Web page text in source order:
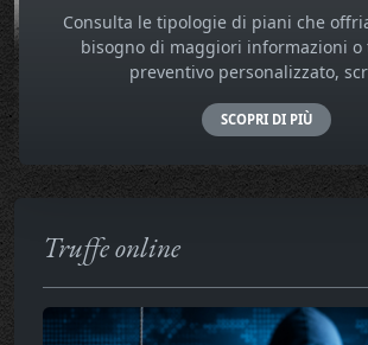
Consulta le tipologie di piani che
bisogno di maggiori informazioni o
preventivo personalizzato,
SCOPRI DI PIÙ
Truffe online